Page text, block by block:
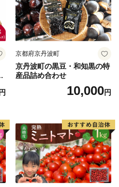
メ情報など、はだのふるさと
けします。
、観光やイベントなど、耳寄
ＬＩＮＥアプリを開いて「友
を読み取るだけ！お気軽にご
京都府京丹波町
京丹波町の黒豆・和知黒の特
産品詰め合わせ
10,000円